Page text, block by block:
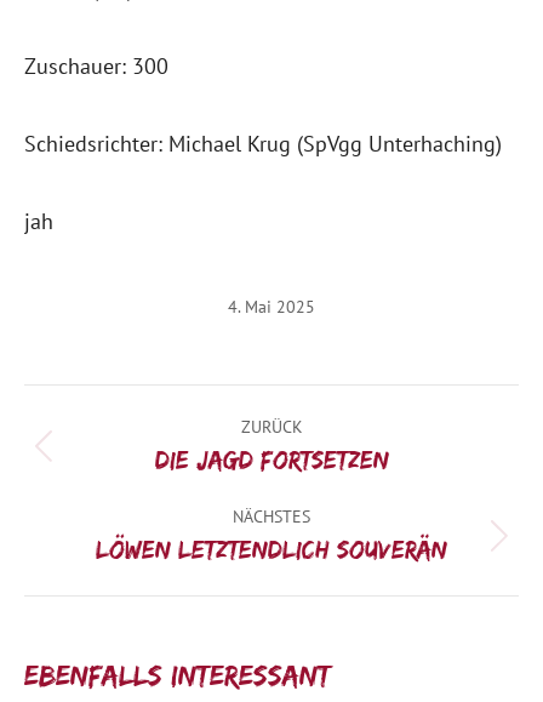
Zuschauer: 300
Schiedsrichter: Michael Krug (SpVgg Unterhaching)
jah
4. Mai 2025
ZURÜCK
Vorheriger
Die Jagd fortsetzen
NÄCHSTES
Nächster
Löwen letztendlich souverän
Ebenfalls interessant: